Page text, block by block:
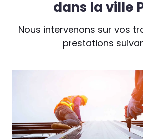
dans la ville
Nous intervenons sur vos
prestations